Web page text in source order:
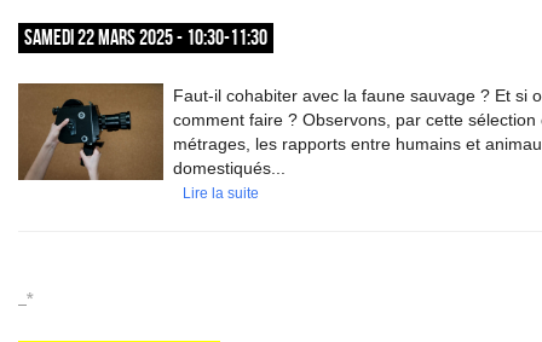
SAMEDI 22 MARS 2025 - 10:30-11:30
Faut-il cohabiter avec la faune sauvage ? Et si
comment faire ? Observons, par cette sélection
métrages, les rapports entre humains et
domestiqués...
Lire la suite
_*